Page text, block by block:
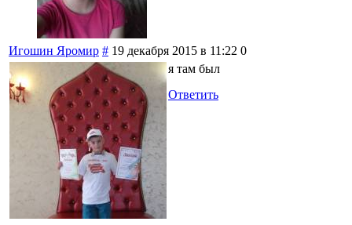
Игошин Яромир # 19 декабря 2015 в 11:22 0
я там был
Ответить